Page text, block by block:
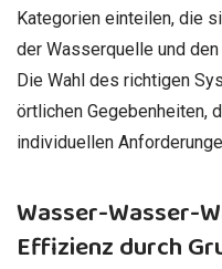
Kategorien einteilen, die
der Wasserquelle und
Die Wahl des richtigen
örtlichen Gegebenheiten,
individuellen
Wasser-Wasser-
Effizienz durch